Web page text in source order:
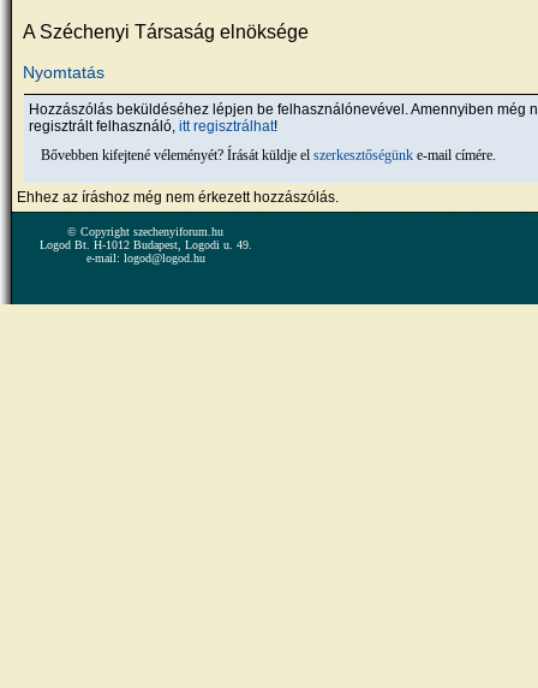
A Széchenyi Társaság elnöksége
Nyomtatás
Hozzászólás beküldéséhez lépjen be felhasználónevével. Amennyiben még
regisztrált felhasználó,itt regisztrálhat!
Bővebben kifejtené véleményét? Írását küldje elszerkesztőségünk e-mail címére.
Ehhez az íráshoz még nem érkezett hozzászólás.
© Copyright szechenyiforum.hu
Logod Bt. H-1012 Budapest, Logodi u. 49.
e-mail: logod@logod.hu